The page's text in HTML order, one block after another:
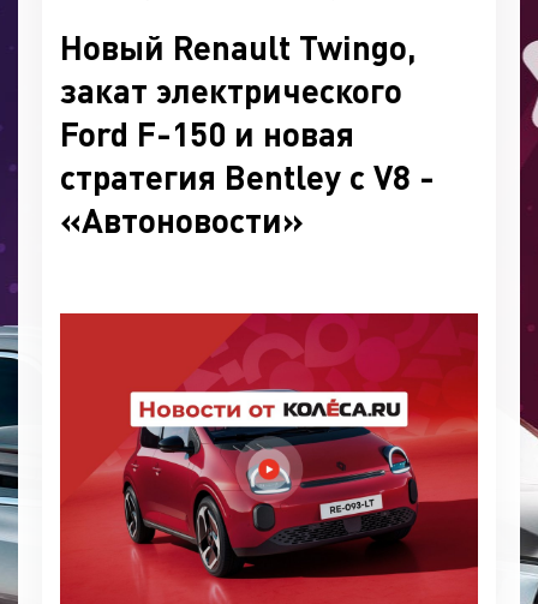
Новый Renault Twingo,
закат электрического
Ford F-150 и новая
стратегия Bentley с V8 -
«Автоновости»